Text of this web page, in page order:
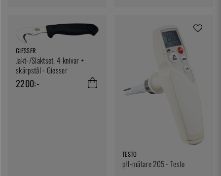
GIESSER
Jakt-/Slaktset, 4 knivar +
skärpstål - Giesser
2200:-
TESTO
pH-mätare 205 - Testo